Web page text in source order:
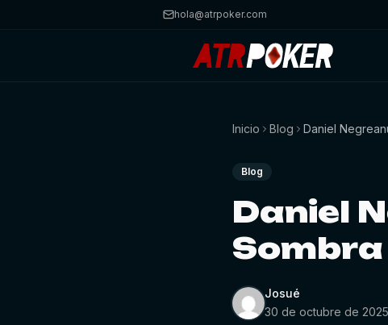
hola@atrpoker.com
Inicio Blog Daniel
Blog
Daniel
Sombra
Josué
30 de octubre de 2025